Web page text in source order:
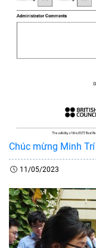
Chúc mừng Minh
11/05/2023